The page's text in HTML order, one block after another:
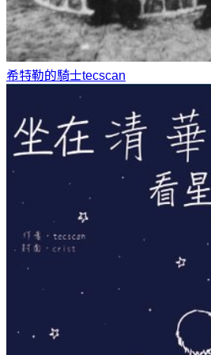
希特勒的騎士tecscan